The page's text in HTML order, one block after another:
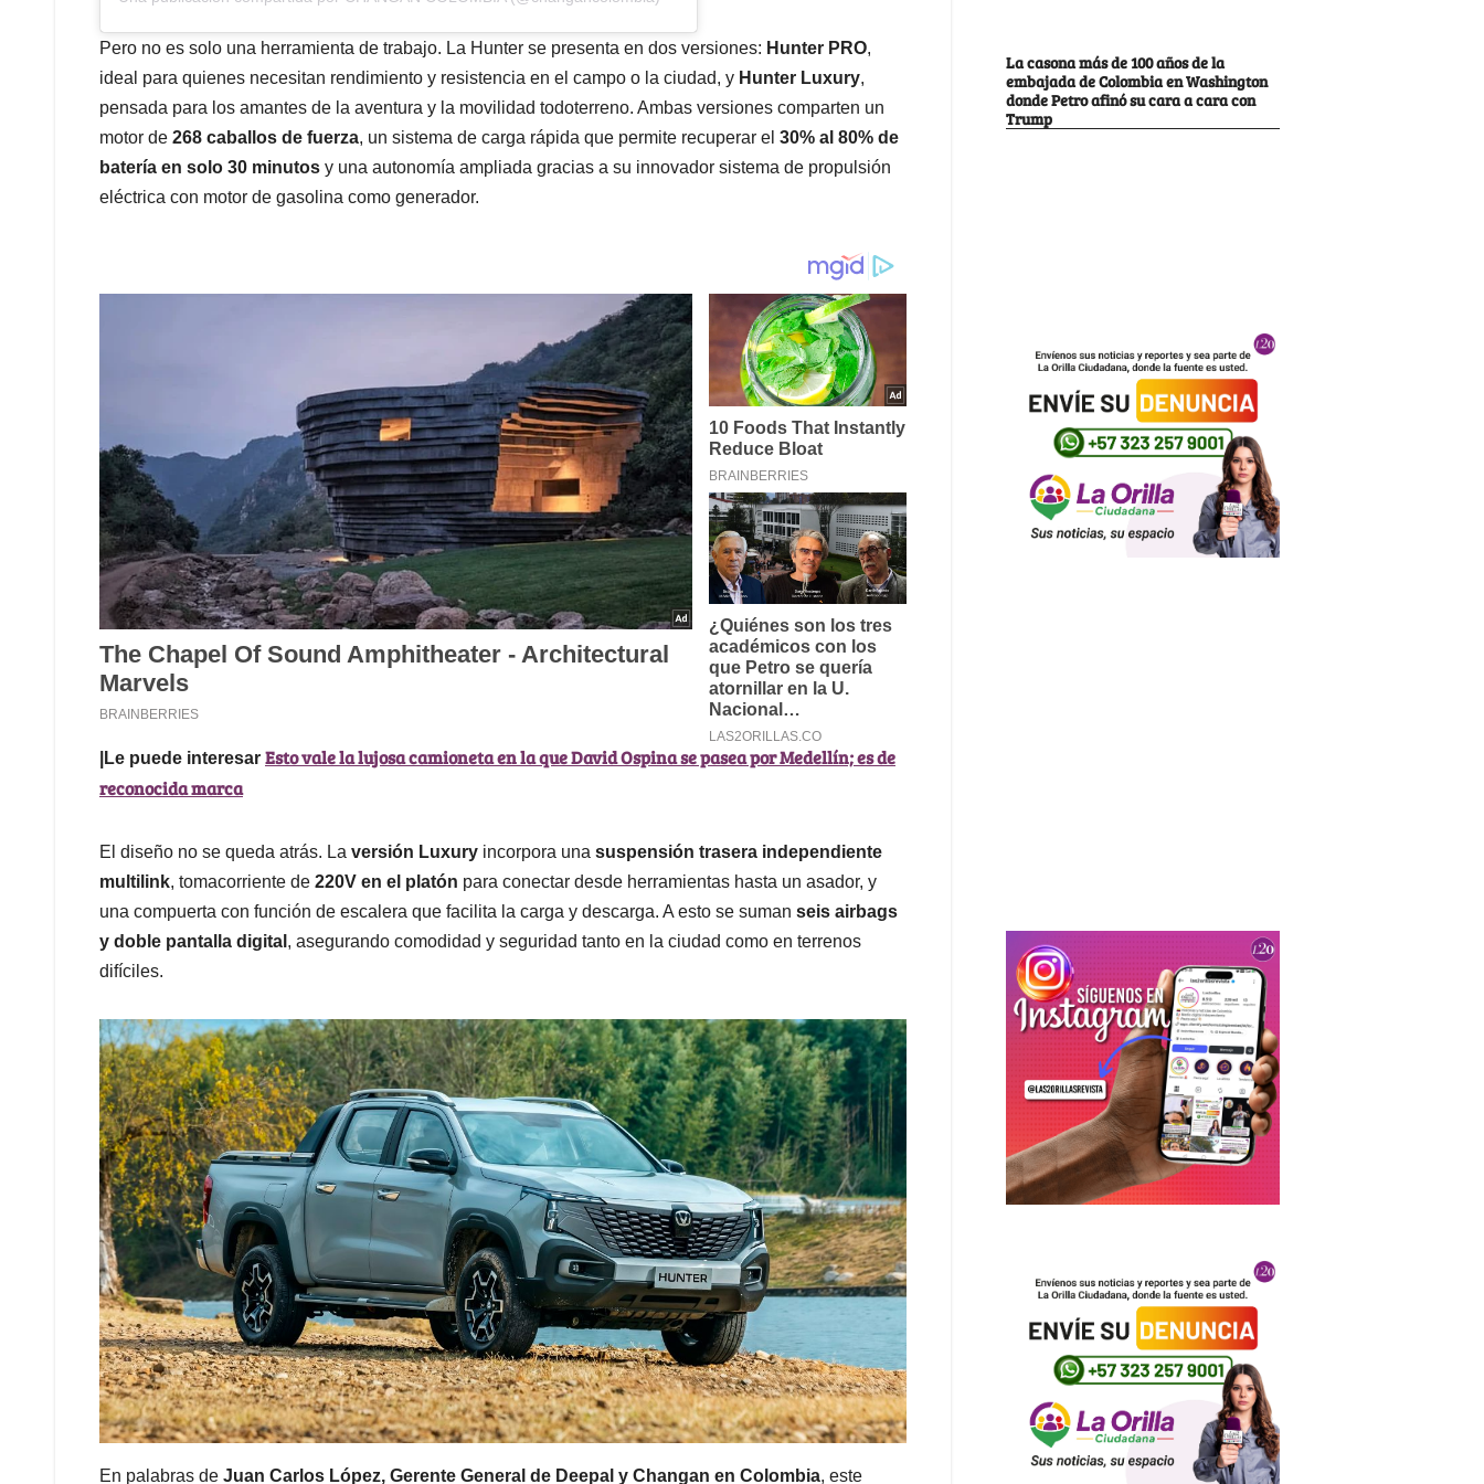
Pero no es solo una herramienta de trabajo. La Hunter se presenta en dos versiones: Hunter PRO,
ideal para quienes necesitan rendimiento y resistencia en el campo o la ciudad, y Hunter Luxury,
pensada para los amantes de la aventura y la movilidad todoterreno. Ambas versiones comparten un
motor de 268 caballos de fuerza, un sistema de carga rápida que permite recuperar el 30% al 80% de
batería en solo 30 minutos y una autonomía ampliada gracias a su innovador sistema de propulsión
eléctrica con motor de gasolina como generador.
|Le puede interesar Esto vale la lujosa camioneta en la que David Ospina se pasea por Medellín; es de
reconocida marca
El diseño no se queda atrás. La versión Luxury incorpora una suspensión trasera independiente
multilink, tomacorriente de 220V en el platón para conectar desde herramientas hasta un asador, y
una compuerta con función de escalera que facilita la carga y descarga. A esto se suman seis airbags
y doble pantalla digital , asegurando comodidad y seguridad tanto en la ciudad como en terrenos
difíciles.
En palabras de Juan Carlos López, Gerente General de Deepal y Changan en Colombia, este
La casona más de 100 años de la
embajada de Colombia en Washington
donde Petro afinó su cara a cara con
Trump